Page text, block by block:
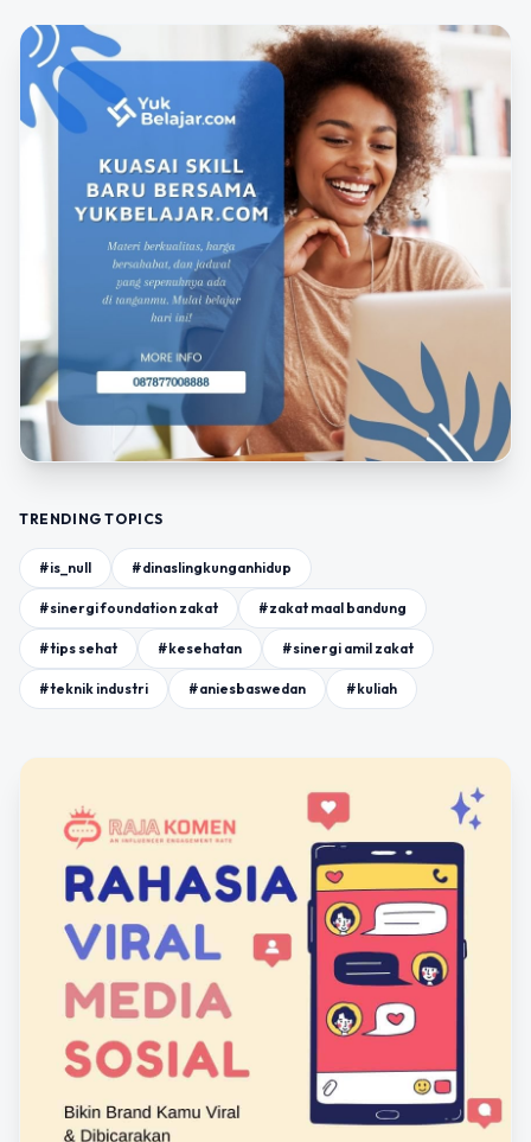
TRENDING TOPICS
#is_null #dinaslingkunganhidup
#sinergi foundation zakat #zakat maal bandung
#tips sehat #kesehatan #sinergi amil zakat
#teknik industri #aniesbaswedan #kuliah